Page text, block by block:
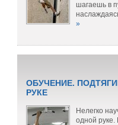
шагаешь в
»
ОБУЧЕНИЕ.
РУКЕ
Нелегко
одной руке.